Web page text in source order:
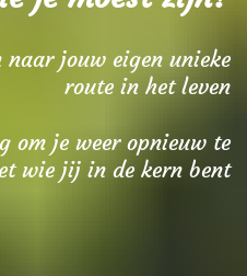
jouw eigen unieke
route in het leven
om je weer opnieuw te
wie jij in de kern bent